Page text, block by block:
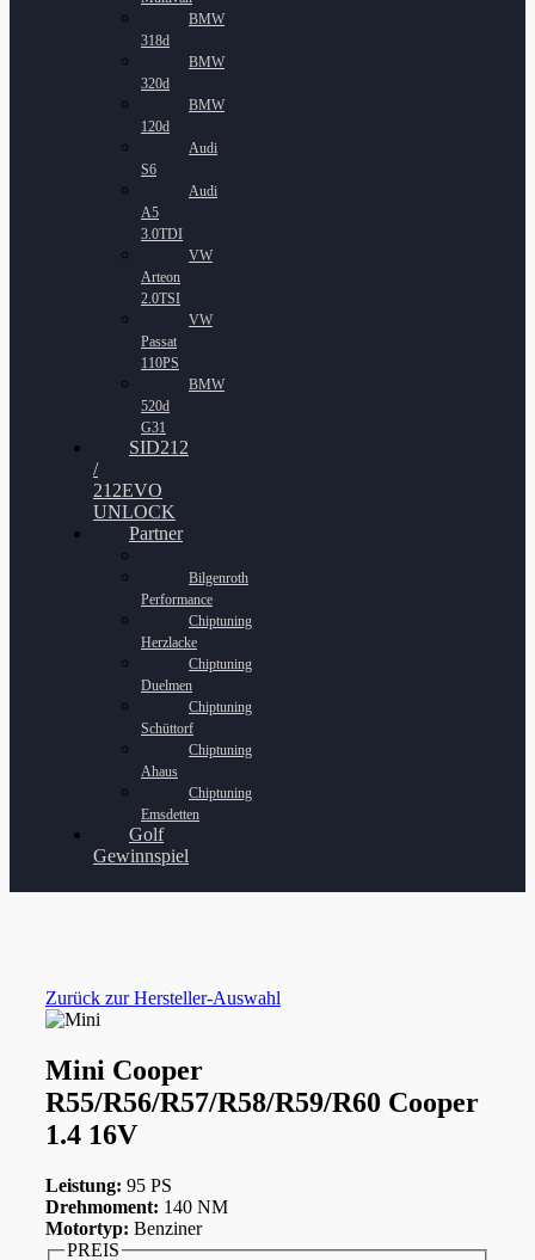
BMW
318d
BMW
320d
BMW
120d
Audi
S6
Audi
A5
3.0TDI
VW
Arteon
2.0TSI
VW
Passat
110PS
BMW
520d
G31
SID212
/
212EVO
UNLOCK
Partner
Bilgenroth
Performance
Chiptuning
Herzlacke
Chiptuning
Duelmen
Chiptuning
Schüttorf
Chiptuning
Ahaus
Chiptuning
Emsdetten
Golf
Gewinnspiel
Zurück zur Hersteller-Auswahl
Mini Cooper
R55/R56/R57/R58/R59/R60 Cooper
1.4 16V
Leistung: 95 PS
Drehmoment: 140 NM
Motortyp: Benziner
PREIS